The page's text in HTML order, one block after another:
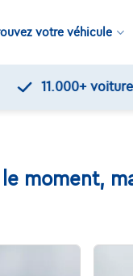
votre véhicule
11.000+voitures
moment,